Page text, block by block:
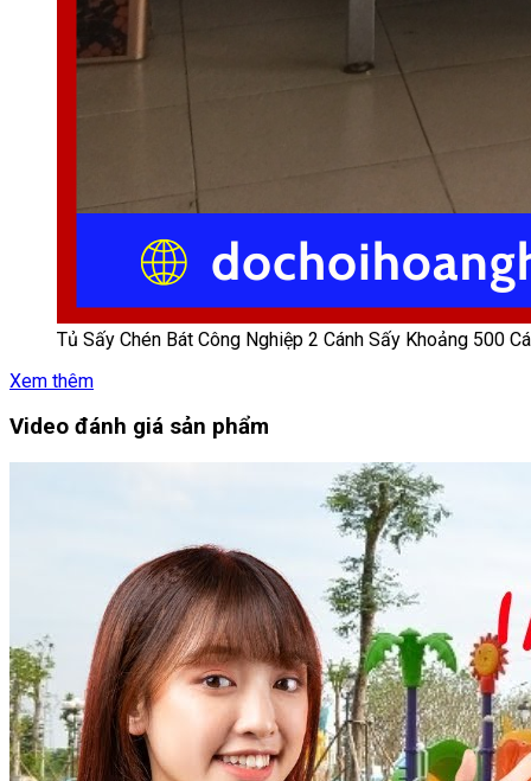
Tủ Sấy Chén Bát Công Nghiệp 2 Cánh Sấy Khoảng 500
Xem thêm
Video đánh giá sản phẩm